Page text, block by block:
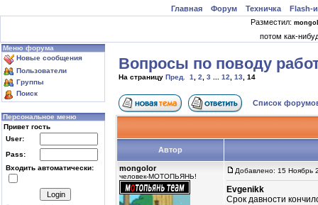
Главная Форум Техничка
Flash-
Разместил:
потом как-
Меню форума
Новые сообщения
Пользователи
Группы
Поиск
Персональное меню
Привет гость
User:
Pass:
Входить автоматически:
Вопросы по поводу
На страницу Пред. 1 2 3 12 13 14
Список
Автор
mongolor
человек-МОТОПЬЯНЬ!
Добавлено: 15 Ноябрь
Evgenikk
Срок давности